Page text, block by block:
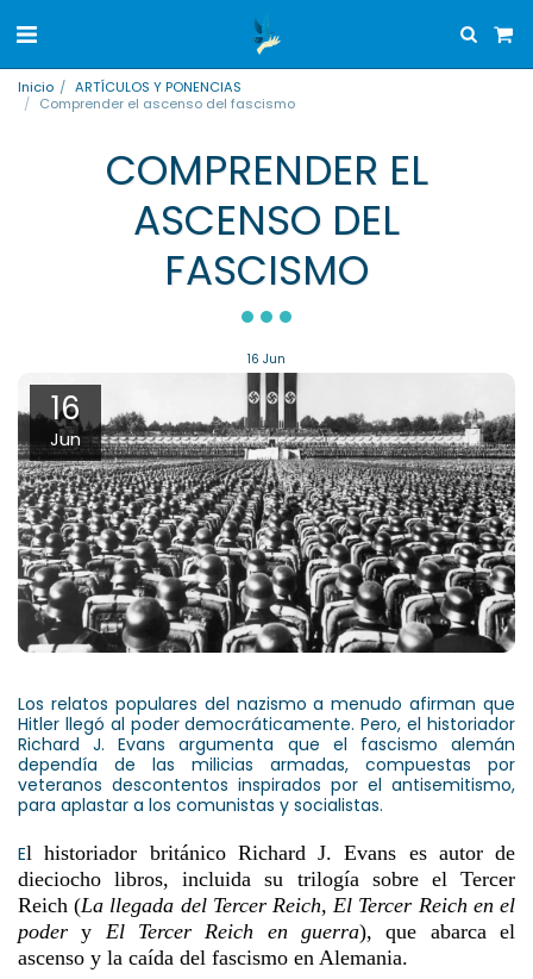
Inicio
ARTÍCULOS Y PONENCIAS
Comprender el ascenso del fascismo
COMPRENDER EL
ASCENSO DEL
FASCISMO
16 Jun
16
Jun
Los relatos populares del nazismo a menudo afirman que
Hitler llegó al poder democráticamente. Pero, el historiador
Richard J. Evans argumenta que el fascismo alemán
dependía de las milicias armadas, compuestas por
veteranos descontentos inspirados por el antisemitismo,
para aplastar a los comunistas y socialistas.
El historiador británico Richard J. Evans es autor de
dieciocho libros, incluida su trilogía sobre el Tercer
Reich (La llegada del Tercer Reich,El Tercer Reich en el
poder y El Tercer Reich en guerra), que abarca el
ascenso y la caída del fascismo en Alemania.